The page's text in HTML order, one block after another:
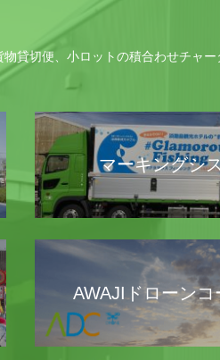
貸切便、小ロットの積合わせチャ
マーキングシ
AWAJIドローン